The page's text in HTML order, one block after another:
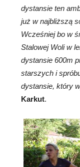
dystansie ten
już w najbliższą
Wcześniej bo w
Stalowej Woli w
dystansie 600m
starszych i
dystansie, który
Karkut.